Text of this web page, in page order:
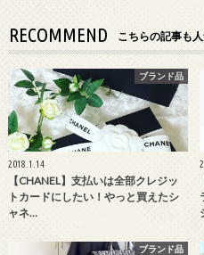
RECOMMEND こちらの記事も人
ブランド品
2018.1.14
【CHANEL】支払いは全部クレジッ
トカードにしたい！やっと買えたシ
ャネ…
ブランド品